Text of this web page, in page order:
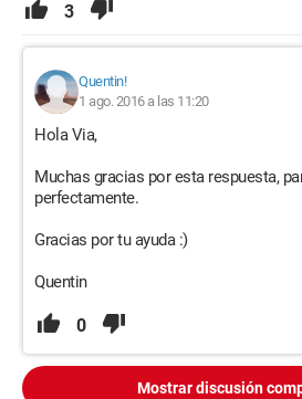
3
Quentin!
1 ago. 2016 a las 11:20
Hola Via,
Muchas gracias por esta respuesta,
perfectamente.
Gracias por tu ayuda :)
Quentin
0
Mostrar discusión